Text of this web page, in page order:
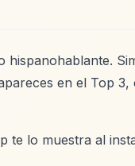
en el Top
te lo muestra al